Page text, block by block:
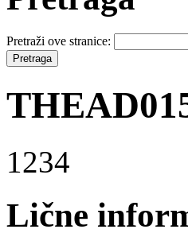
Pretraži ove stranice:
1234
Lične